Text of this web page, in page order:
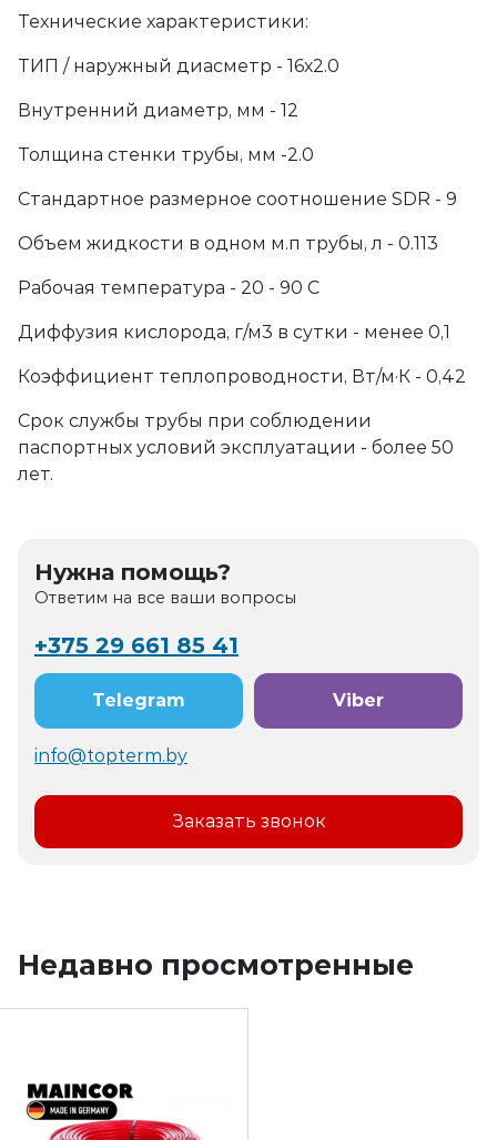
Технические характеристики:
ТИП / наружный диасметр - 16х2.0
Внутренний диаметр, мм - 12
Толщина стенки трубы, мм -2.0
Стандартное размерное соотношение SDR - 9
Объем жидкости в одном м.п трубы, л - 0.113
Рабочая температура - 20 - 90 С
Диффузия кислорода, г/м3 в сутки - менее 0,1
Коэффициент теплопроводности, Вт/м·К - 0,42
Срок службы трубы при соблюдении
паспортных условий эксплуатации - более 50
лет.
Нужна помощь?
Ответим на все ваши вопросы
+375 29 661 85 41
Telegram Viber
info@topterm.by
Заказать звонок
Недавно просмотренные